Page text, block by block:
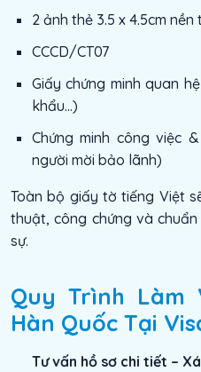
2 ảnh thẻ 3.5 x 4.5cm nền
CCCD/CT07
Giấy chứng minh quan
khẩu…)
Chứng minh công việc
người mời bảo lãnh)
Toàn bộ giấy tờ tiếng Việt
thuật, công chứng và
sự.
Quy Trình Làm
Hàn Quốc Tại
Tư vấn hồ sơ chi tiết –